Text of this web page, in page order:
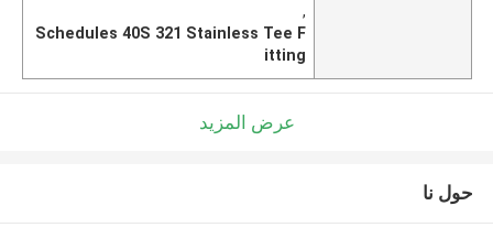
,
Schedules 40S 321 Stainless Tee F
itting
عرض المزيد
حول نا